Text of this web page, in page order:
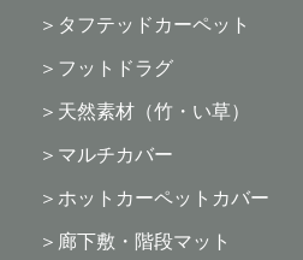
タフテッドカーペット
フットドラグ
天然素材（竹・い草）
マルチカバー
ホットカーペットカバー
廊下敷・階段マット